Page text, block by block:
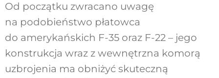
Od początku zwracano uwagę
na podobieństwo płatowca
do amerykańskich F-35 oraz F-22 – jego
konstrukcja wraz z wewnętrzna komorą
uzbrojenia ma obniżyć skuteczną